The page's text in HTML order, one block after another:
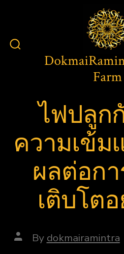
content
Farm
ไฟปลูก
ความเข้ม
ผลต่อก
เติบโต
Post
author
By dokmairamintra